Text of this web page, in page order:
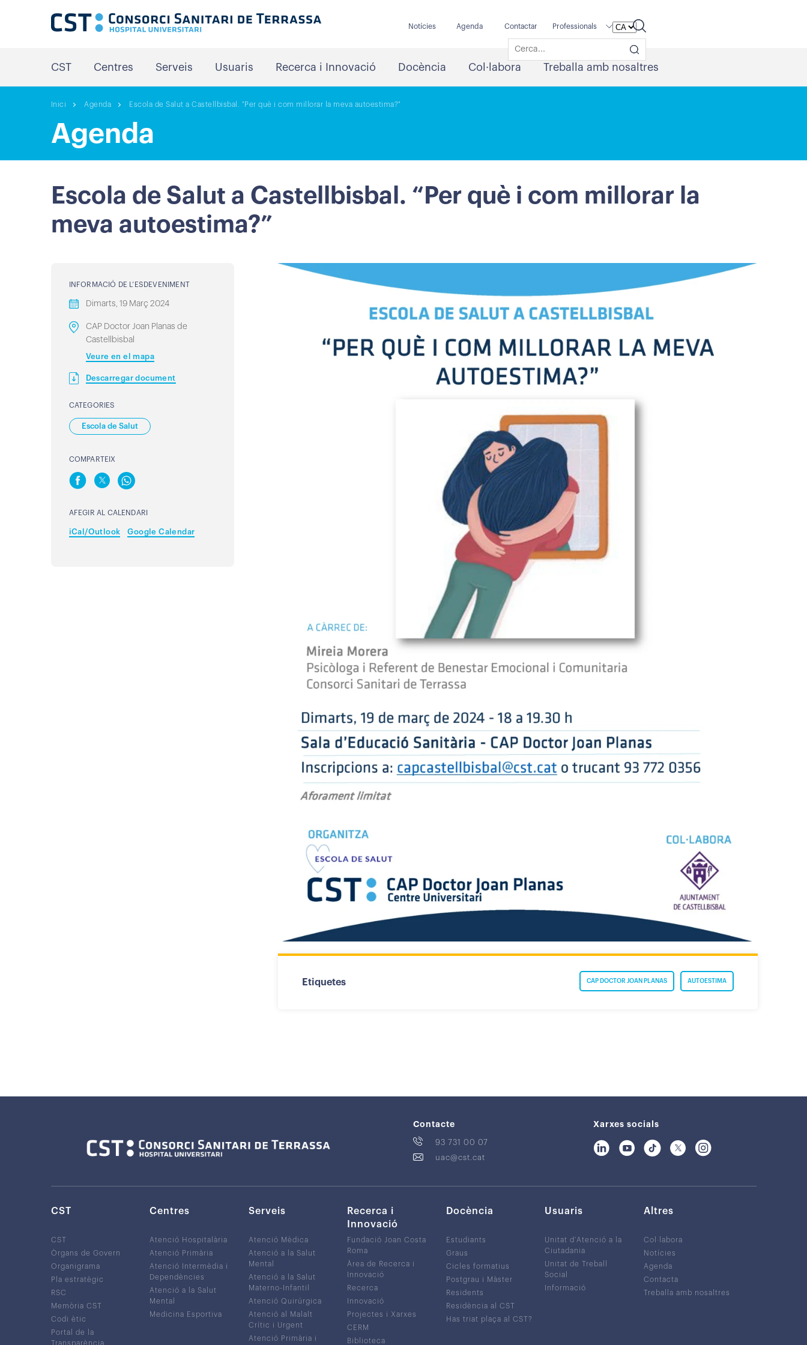
Notícies Agenda Contactar Professionals
CST Centres Serveis Usuaris Recerca i Innovació Docència Col·labora Treballa amb nosaltres
Inici Agenda Escola de Salut a Castellbisbal. "Per què i com millorar la meva autoestima?"
Agenda
Escola de Salut a Castellbisbal. “Per què i com millorar la
meva autoestima?”
INFORMACIÓ DE L’ESDEVENIMENT
Dimarts, 19 Març 2024
CAP Doctor Joan Planas de
Castellbisbal
Veure en el mapa
Descarregar document
CATEGORIES
Escola de Salut
COMPARTEIX
AFEGIR AL CALENDARI
iCal/Outlook Google Calendar
Etiquetes AUTOESTIMA
CAP DOCTOR JOAN PLANAS
Contacte
93 731 00 07
uac@cst.cat
Xarxes socials
CST
CST
Òrgans de Govern
Organigrama
Pla estratègic
RSC
Memòria CST
Codi ètic
Portal de la
Transparència
Centres
Atenció Hospitalària
Atenció Primària
Atenció Intermèdia i
Dependències
Atenció a la Salut
Mental
Medicina Esportiva
Serveis
Atenció Mèdica
Atenció a la Salut
Mental
Atenció a la Salut
Materno-Infantil
Atenció Quirúrgica
Atenció al Malalt
Crític i Urgent
Atenció Primària i
Recerca i
Innovació
Fundació Joan Costa
Roma
Àrea de Recerca i
Innovació
Recerca
Innovació
Projectes i Xarxes
CERM
Biblioteca
Docència
Estudiants
Graus
Cicles formatius
Postgrau i Màster
Residents
Residència al CST
Has triat plaça al CST?
Usuaris
Unitat d’Atenció a la
Ciutadania
Unitat de Treball
Social
Informació
Altres
Col·labora
Notícies
Agenda
Contacta
Treballa amb nosaltres